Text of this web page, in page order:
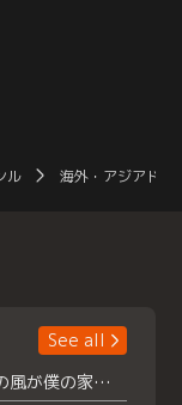
ル 海外・アジアドラ
See all
浮所飛貴主演！ 【夏色の風が僕の家にやってきた】 本日よりテラサで独占配信スタート！